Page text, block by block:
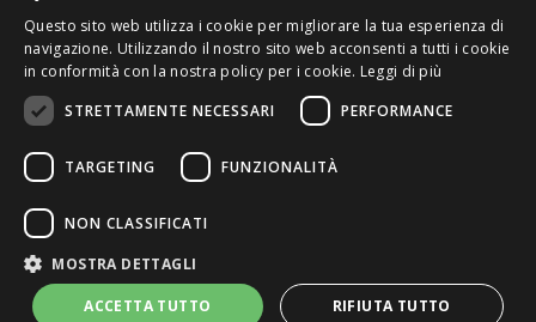
English
Accetto la Privacy Policy *
© 2026 ERGA srl - P.IVA 11173870152 | HALIDON srl -
P.IVA 12885130158 - Licenza SIAE n. 2262/I/1528 -
3020/I/1528 - n. 8064 -
licenza
- by Italia MultimediaWeb Agency
Milano
ITALIAN
Questo sito web utilizza i cookie per migliorare la tua esperienza di
navigazione. Utilizzando il nostro sito web acconsenti a tutti i cookie
in conformità con la nostra policy per i cookie. Leggi di più
STRETTAMENTE NECESSARI
PERFORMANCE
TARGETING FUNZIONALITÀ
NON CLASSIFICATI
MOSTRA DETTAGLI
ACCETTA TUTTO RIFIUTA TUTTO